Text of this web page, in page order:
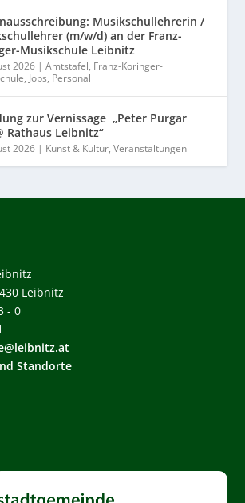
Musikschullehrerin /
(m/w/d) an der Franz-
Musikschule Leibnitz
2026 |Amtstafel, Franz-Koringer-
, Jobs, Personal
zur Vernissage „Peter Purgar
Rathaus Leibnitz“
2026 | Kunst & Kultur,Veranstaltungen
Leibnitz
- 0
Standorte